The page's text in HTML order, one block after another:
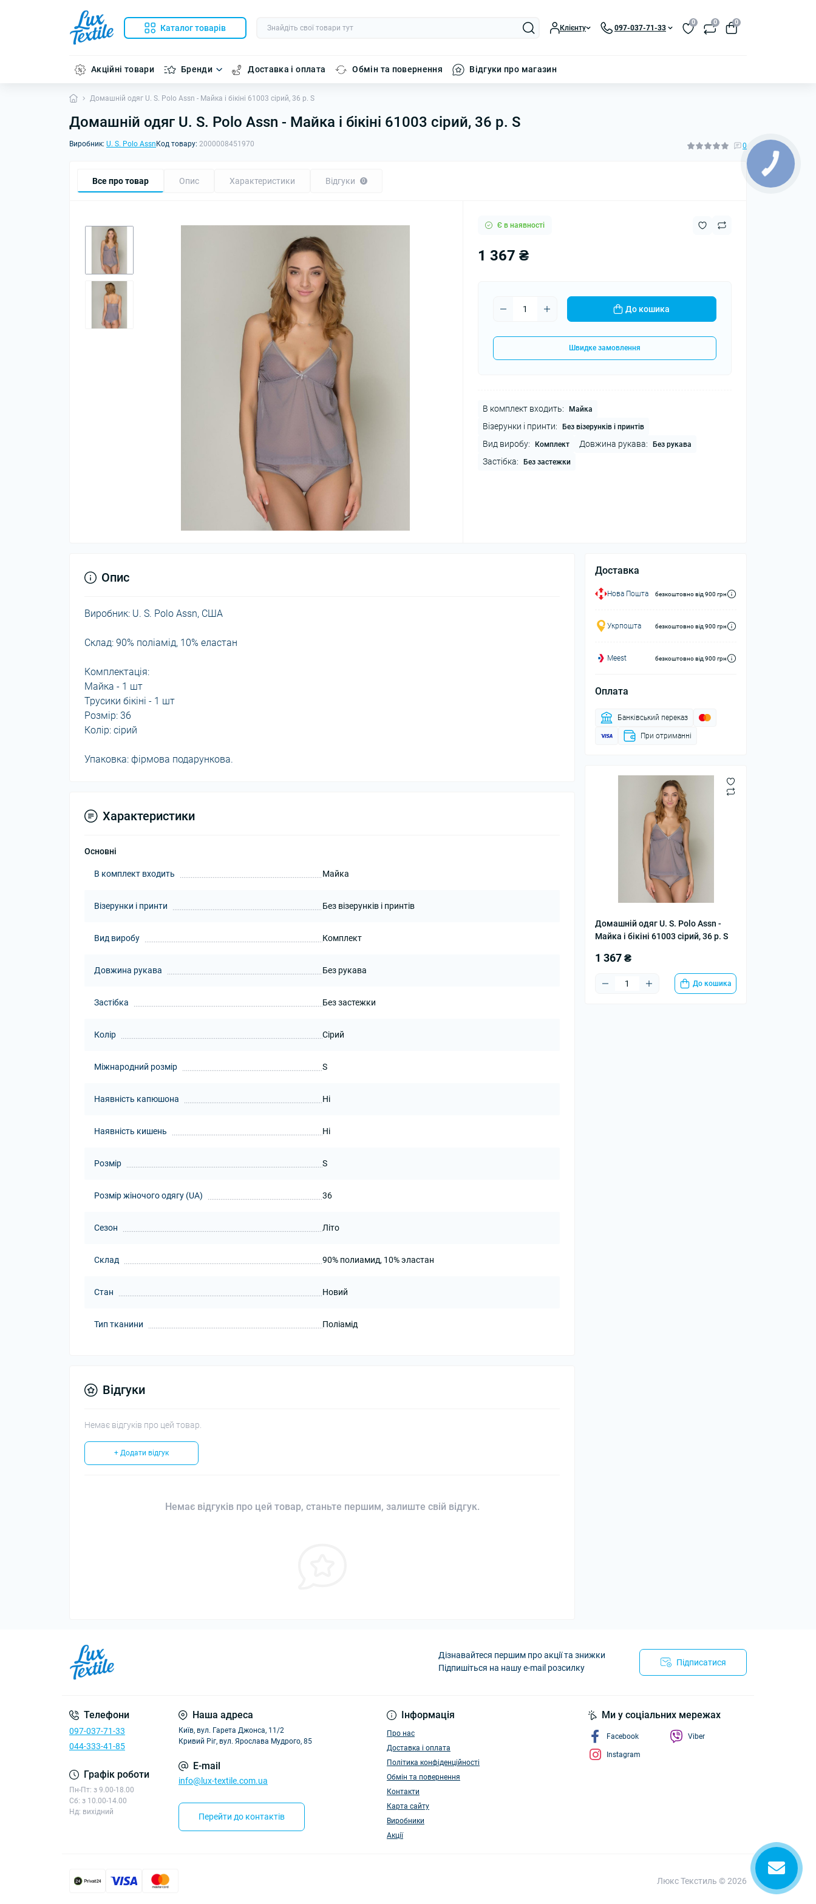
Каталог товарів Клієнту 097-037-71-33
0 0 0
Акційні товари Бренди Доставка і оплата Обмін та повернення Відгуки про магазин
Домашній одяг U. S. Polo Assn - Майка і бікіні 61003 сірий, 36 р. S
Домашній одяг U. S. Polo Assn - Майка і бікіні 61003 сірий, 36 р. S
Виробник: U. S. Polo Assn Код товару: 2000008451970 0
Все про товар Опис Характеристики Відгуки 0
Є в наявності
1 367 ₴
До кошика
Швидке замовлення
В комплект входить: Майка
Візерунки і принти: Без візерунків і принтів
Вид виробу: Комплект Довжина рукава: Без рукава
Застібка: Без застежки
Доставка
Нова Пошта безкоштовно від 900 грн
Укрпошта безкоштовно від 900 грн
Meest безкоштовно від 900 грн
Оплата
Банківський переказ
При отриманні
Домашній одяг U. S. Polo Assn -
Майка і бікіні 61003 сірий, 36 р. S
1 367 ₴
До кошика
Опис
Виробник: U. S. Polo Assn, США
Склад: 90% поліамід, 10% еластан
Комплектація:
Майка - 1 шт
Трусики бікіні - 1 шт
Розмір: 36
Колір: сірий
Упаковка: фірмова подарункова.
Характеристики
Основні
В комплект входить Майка
Візерунки і принти Без візерунків і принтів
Вид виробу Комплект
Довжина рукава Без рукава
Застібка Без застежки
Колір Сірий
Міжнародний розмір S
Наявність капюшона Ні
Наявність кишень Ні
Розмір S
Розмір жіночого одягу (UA) 36
Сезон Літо
Склад 90% полиамид, 10% эластан
Стан Новий
Тип тканини Поліамід
Відгуки
Немає відгуків про цей товар.
+ Додати відгук
Немає відгуків про цей товар, станьте першим, залиште свій відгук.
Дізнавайтеся першим про акції та знижки
Підпишіться на нашу e-mail розсилку
Підписатися
Телефони
097-037-71-33
044-333-41-85
Графік роботи
Пн-Пт: з 9.00-18.00
Сб: з 10.00-14.00
Нд: вихідний
Наша адреса
Київ, вул. Гарета Джонса, 11/2
Кривий Ріг, вул. Ярослава Мудрого, 85
E-mail
info@lux-textile.com.ua
Перейти до контактів
Інформація
Про нас
Доставка і оплата
Політика конфіденційності
Обмін та повернення
Контакти
Карта сайту
Виробники
Акції
Ми у соціальних мережах
Facebook
Instagram
Viber
Люкс Текстиль © 2026